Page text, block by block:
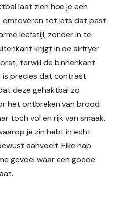
laat zien hoe je een
omtoveren tot iets dat past
leefstijl, zonder in te
krijgt in de airfryer
terwijl de binnenkant
is precies dat contrast
deze gehaktbal zo
het ontbreken van brood
toch vol en rijk van smaak.
je zin hebt in echt
aanvoelt. Elke hap
gevoel waar een goede